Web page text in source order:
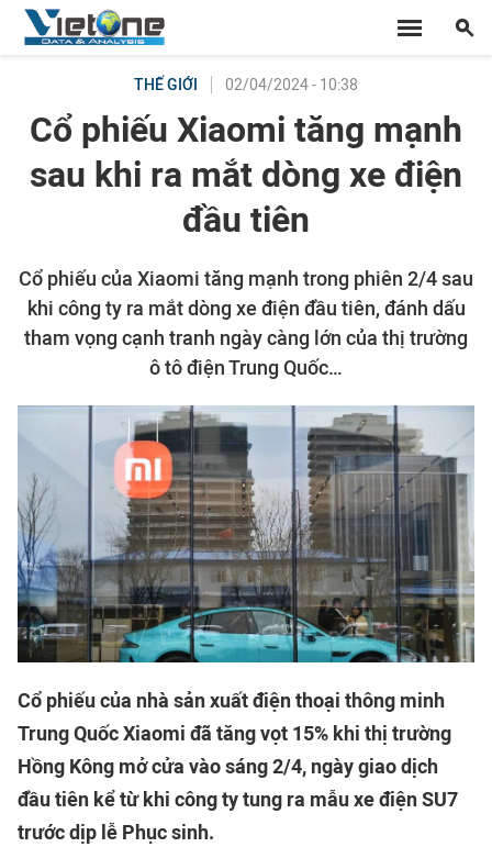
THẾ GIỚI 02/04/2024 - 10:38
Cổ phiếu Xiaomi tăng mạnh
sau khi ra mắt dòng xe điện
đầu tiên
Cổ phiếu của Xiaomi tăng mạnh trong phiên 2/4 sau
khi công ty ra mắt dòng xe điện đầu tiên, đánh dấu
tham vọng cạnh tranh ngày càng lớn của thị trường
ô tô điện Trung Quốc…
Cổ phiếu của nhà sản xuất điện thoại thông minh
Trung Quốc Xiaomi đã tăng vọt 15% khi thị trường
Hồng Kông mở cửa vào sáng 2/4, ngày giao dịch
đầu tiên kể từ khi công ty tung ra mẫu xe điện SU7
trước dịp lễ Phục sinh.